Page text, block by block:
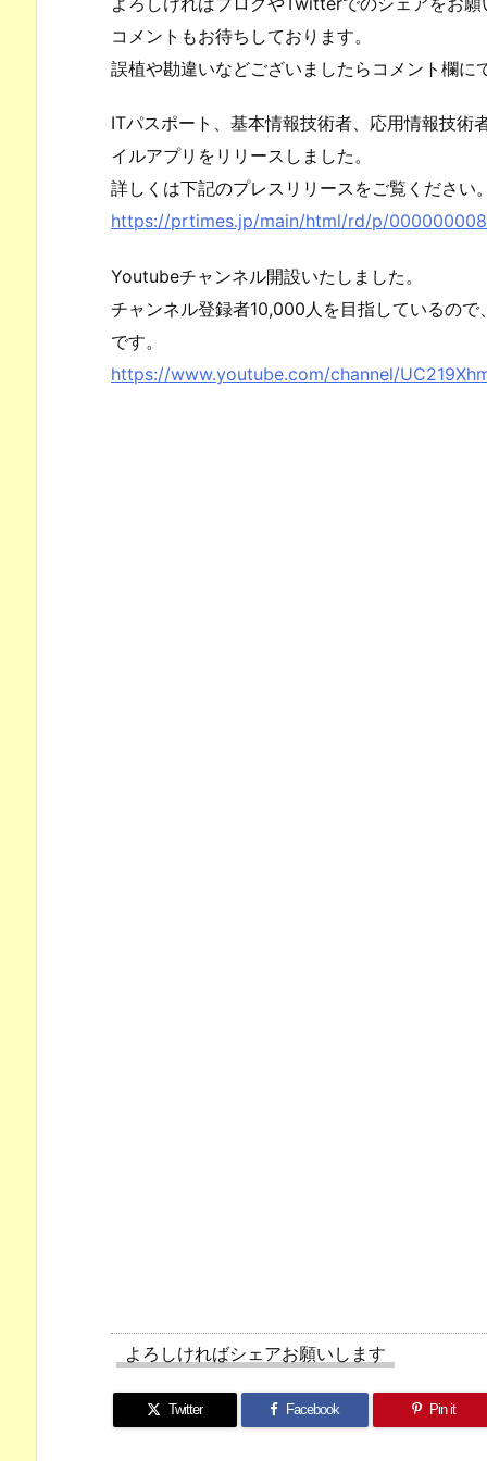
コメントもお待ちしております。
誤植や勘違いなどございましたらコメント欄に
ITパスポート、基本情報技術者、応用情報技術
イルアプリをリリースしました。
詳しくは下記のプレスリリースをご覧ください
https://prtimes.jp/main/html/rd/p/
Youtubeチャンネル開設いたしました。
チャンネル登録者10,000人を目指しているの
です。
https://www.youtube.com/channel/
よろしければシェアお願いします
Twitter Facebook Pin it